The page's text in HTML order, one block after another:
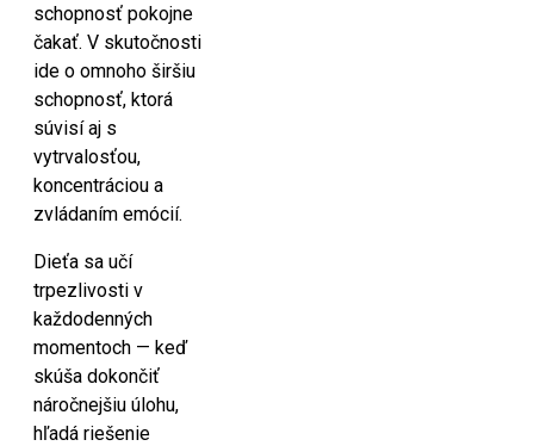
schopnosť pokojne
čakať. V skutočnosti
ide o omnoho širšiu
schopnosť, ktorá
súvisí aj s
vytrvalosťou,
koncentráciou a
zvládaním emócií.
Dieťa sa učí
trpezlivosti v
každodenných
momentoch — keď
skúša dokončiť
náročnejšiu úlohu,
hľadá riešenie